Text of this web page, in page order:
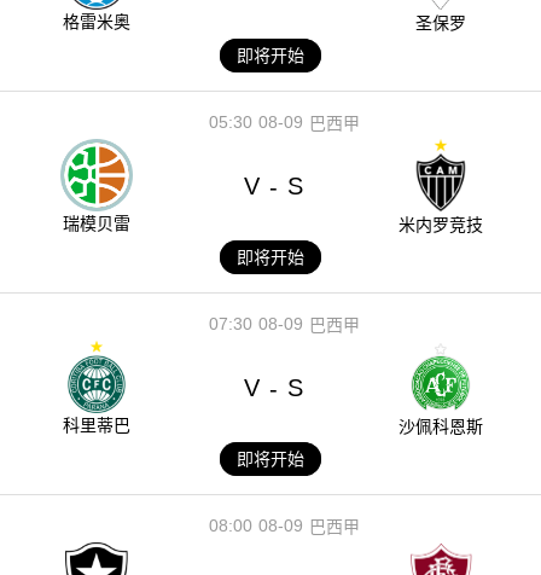
格雷米奥
圣保罗
即将开始
08-09
05:30 巴西甲
瑞模贝雷
V - S
米内罗竞技
即将开始
08-09
07:30 巴西甲
科里蒂巴
V - S
沙佩科恩斯
即将开始
08-09
08:00 巴西甲